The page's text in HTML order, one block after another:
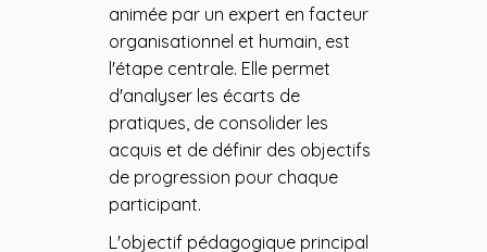
animée par un expert en facteur
organisationnel et humain, est
l'étape centrale. Elle permet
d'analyser les écarts de
pratiques, de consolider les
acquis et de définir des objectifs
de progression pour chaque
participant.
L'objectif pédagogique principal